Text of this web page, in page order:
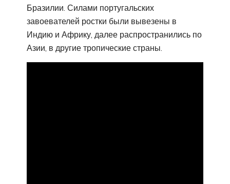
Бразилии. Силами португальских
завоевателей ростки были вывезены в
Индию и Африку, далее распространились по
Азии, в другие тропические страны.